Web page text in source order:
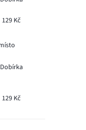
129 Kč
Dobírka
129 Kč